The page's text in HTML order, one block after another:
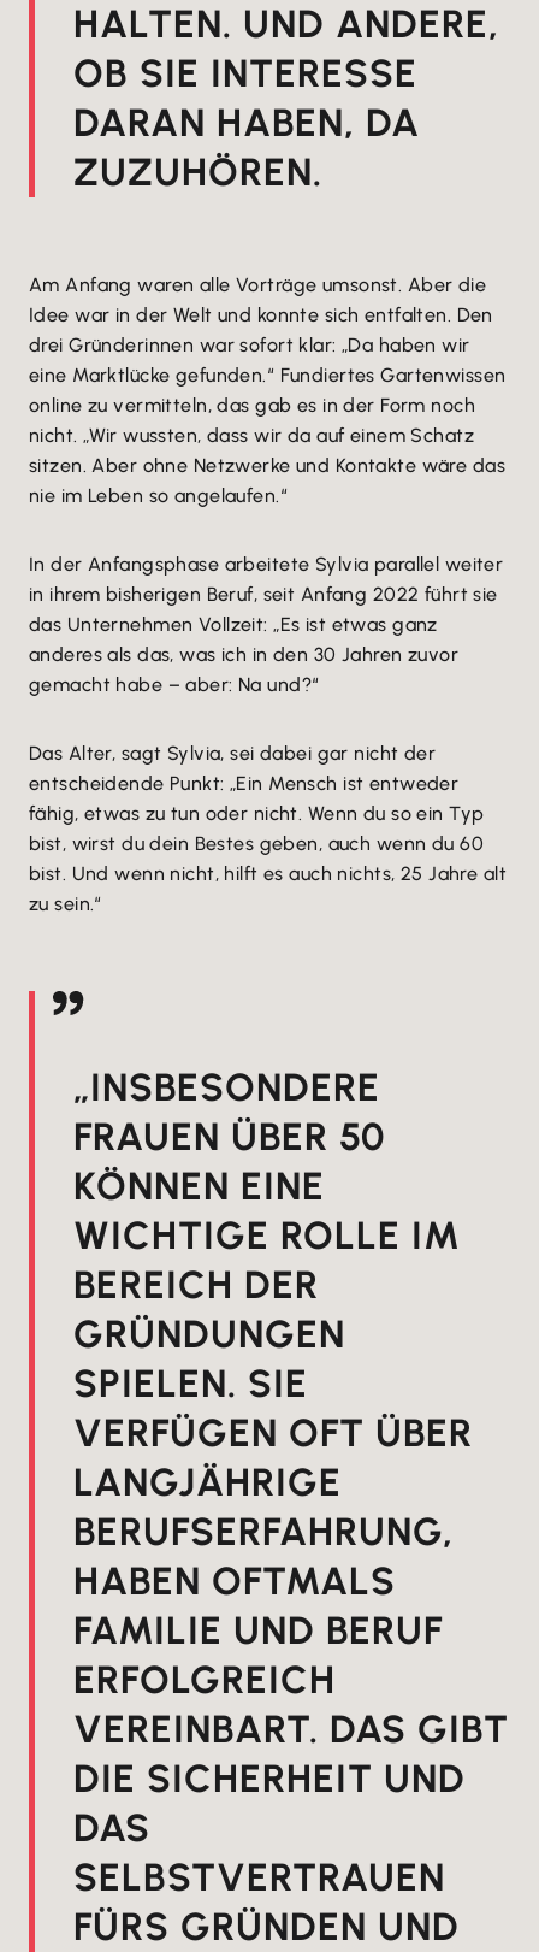
HALTEN. UND ANDERE,
OB SIE INTERESSE
DARAN HABEN, DA
ZUZUHÖREN.
Am Anfang waren alle Vorträge umsonst. Aber die
Idee war in der Welt und konnte sich entfalten. Den
drei Gründerinnen war sofort klar: „Da haben wir
eine Marktlücke gefunden.“ Fundiertes Gartenwissen
online zu vermitteln, das gab es in der Form noch
nicht. „Wir wussten, dass wir da auf einem Schatz
sitzen. Aber ohne Netzwerke und Kontakte wäre das
nie im Leben so angelaufen.“
In der Anfangsphase arbeitete Sylvia parallel weiter
in ihrem bisherigen Beruf, seit Anfang 2022 führt sie
das Unternehmen Vollzeit: „Es ist etwas ganz
anderes als das, was ich in den 30 Jahren zuvor
gemacht habe – aber: Na und?“
Das Alter, sagt Sylvia, sei dabei gar nicht der
entscheidende Punkt: „Ein Mensch ist entweder
fähig, etwas zu tun oder nicht. Wenn du so ein Typ
bist, wirst du dein Bestes geben, auch wenn du 60
bist. Und wenn nicht, hilft es auch nichts, 25 Jahre alt
zu sein.“
„INSBESONDERE
FRAUEN ÜBER 50
KÖNNEN EINE
WICHTIGE ROLLE IM
BEREICH DER
GRÜNDUNGEN
SPIELEN. SIE
VERFÜGEN OFT ÜBER
LANGJÄHRIGE
BERUFSERFAHRUNG,
HABEN OFTMALS
FAMILIE UND BERUF
ERFOLGREICH
VEREINBART. DAS GIBT
DIE SICHERHEIT UND
DAS
SELBSTVERTRAUEN
FÜRS GRÜNDEN UND